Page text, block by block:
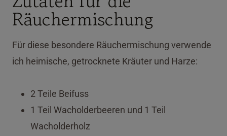
Räuchermischung
Für diese besondere Räuchermischung verwende
ich heimische, getrocknete Kräuter und Harze:
2 Teile Beifuss
1 Teil Wacholderbeeren und 1 Teil
Wacholderholz